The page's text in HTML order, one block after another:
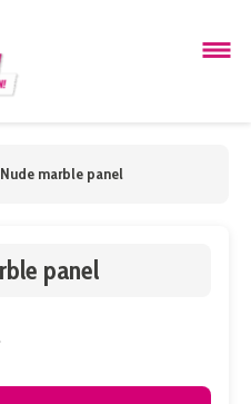
Nude marble panel
panel